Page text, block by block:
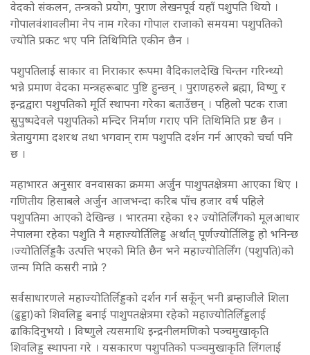
वेदको संकलन, तन्त्रको प्रयोग, पुराण लेखनपूर्व यहाँ पशुपति थियो ।
गोपालवंशावलीमा नेप नाम गरेका गोपाल राजाको समयमा पशुपतिको
ज्योति प्रकट भए पनि तिथिमिति एकीन छैन ।
पशुपतिलाई साकार वा निराकार रूपमा वैदिकालदेखि चिन्तन गरिन्थ्यो
भन्ने प्रमाण वेदका मन्त्रहरूबाट पुष्टि हुन्छन् । पुराणहरुले ब्रह्मा, विष्णु र
इन्द्रद्वारा पशुपतिको मूर्ति स्थापना गरेका बताउँछन् । पहिलो पटक राजा
सुपुष्पदेवले पशुपतिको मन्दिर निर्माण गराए पनि तिथिमिति प्रष्ट छैन ।
त्रेतायुगमा दशरथ तथा भगवान् राम पशुपति दर्शन गर्न आएको चर्चा पनि
छ ।
महाभारत अनुसार वनवासका क्रममा अर्जुन पाशुपतक्षेत्रमा आएका थिए ।
गणितीय हिसाबले अर्जुन आजभन्दा करिब पाँच हजार वर्ष पहिले
पशुपतिमा आएको देखिन्छ । भारतमा रहेका १२ ज्योतिर्लिंगको मूलआधार
नेपालमा रहेका पशुति नै महाज्योर्तिलिड्ड अर्थात् पूर्णज्योर्तिलिड्ड हो भनिन्छ
।ज्योतिर्लिड्डकै उत्पत्ति भएको मिति छैन भने महाज्योतिर्लिंग (पशुपति)को
जन्म मिति कसरी नाप्ने ?
सर्वसाधारणले महाज्योतिर्लिड्डको दर्शन गर्न सकूँन् भनी ब्रम्हाजीले शिला
(ढुड्डा)को शिवलिड्ड बनाई पाशुपतक्षेत्रमा रहेको महाज्योतिर्लिड्डलाई
ढाकिदिनुभयो । विष्णुले त्यसमाथि इन्द्रनीलमणिको पञ्चमुखाकृति
शिवलिड्ड स्थापना गरे । यसकारण पशुपतिको पञ्चमुखाकृति लिंगलाई